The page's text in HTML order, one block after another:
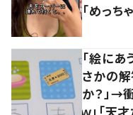
「めっち
「絵に
さかの
か？」→
ｗ」「天